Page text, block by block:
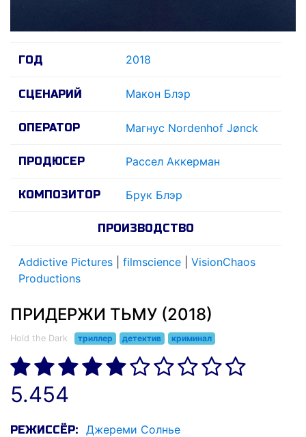
ГОД 2018
СЦЕНАРИЙ Макон Блэр
ОПЕРАТОР Магнус Nordenhof Jønck
ПРОДЮСЕР Рассел Аккерман
КОМПОЗИТОР Брук Блэр
ПРОИЗВОДСТВО
Addictive Pictures filmscience
VisionChaos
Productions
ПРИДЕРЖИ ТЬМУ (2018)
Hold the Dark триллер детектив криминал
5.454
РЕЖИССЁР: Джереми Солнье